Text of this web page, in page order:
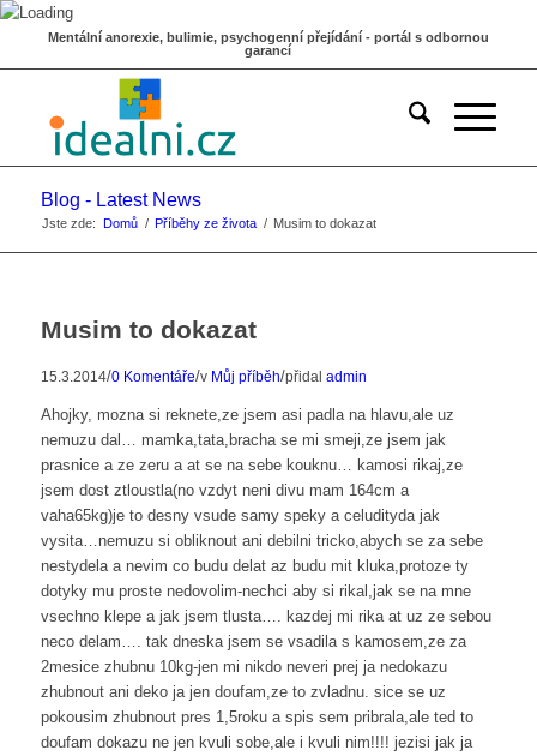
Mentální anorexie, bulimie, psychogenní přejídání - portál s odbornou
garancí
Blog - Latest News
Jste zde: Domů / Příběhy ze života / Musim to dokazat
Musim to dokazat
15.3.2014/0 Komentáře/v Můj příběh/přidal admin
Ahojky, mozna si reknete,ze jsem asi padla na hlavu,ale uz
nemuzu dal… mamka,tata,bracha se mi smeji,ze jsem jak
prasnice a ze zeru a at se na sebe kouknu… kamosi rikaj,ze
jsem dost ztloustla(no vzdyt neni divu mam 164cm a
vaha65kg)je to desny vsude samy speky a celudityda jak
vysita…nemuzu si obliknout ani debilni tricko,abych se za sebe
nestydela a nevim co budu delat az budu mit kluka,protoze ty
dotyky mu proste nedovolim-nechci aby si rikal,jak se na mne
vsechno klepe a jak jsem tlusta…. kazdej mi rika at uz ze sebou
neco delam…. tak dneska jsem se vsadila s kamosem,ze za
2mesice zhubnu 10kg-jen mi nikdo neveri prej ja nedokazu
zhubnout ani deko ja jen doufam,ze to zvladnu. sice se uz
pokousim zhubnout pres 1,5roku a spis sem pribrala,ale ted to
doufam dokazu ne jen kvuli sobe,ale i kvuli nim!!!! jezisi jak ja